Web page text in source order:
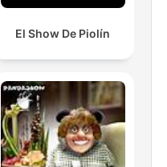
El Show De Piolín